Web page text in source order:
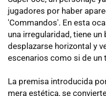
jugadores por haber
'Commandos'. En esta
una irregularidad, tiene
desplazarse horizontal y
escenarios como si de un
La premisa introducida
mera estética, se